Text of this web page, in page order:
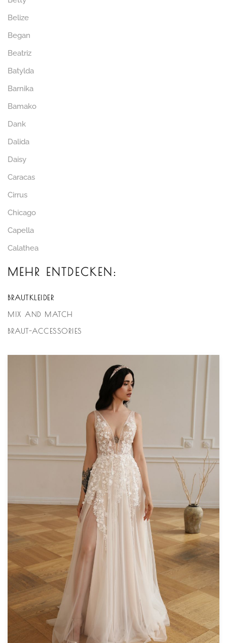
Belize
Began
Beatriz
Batylda
Barnika
Bamako
Dank
Dalida
Daisy
Caracas
Cirrus
Chicago
Capella
Calathea
MEHR ENTDECKEN:
BRAUTKLEIDER
MIX AND MATCH
BRAUT-ACCESSORIES